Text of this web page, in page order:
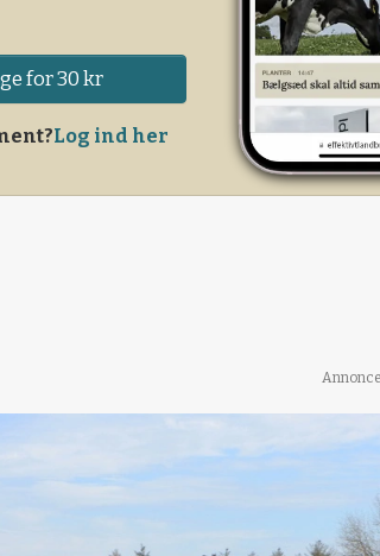
for 30 kr
Log ind her
Annonce